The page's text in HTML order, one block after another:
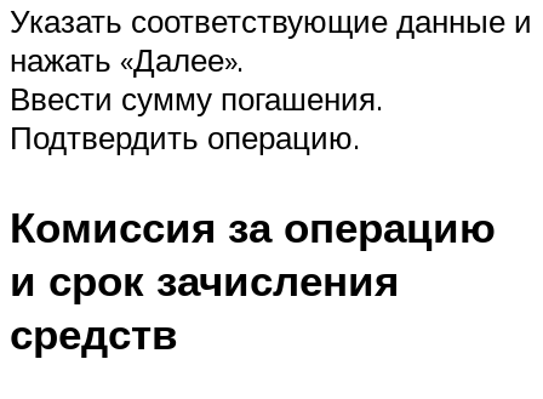
Указать соответствующие данные и
нажать «Далее».
Ввести сумму погашения.
Подтвердить операцию.
Комиссия за операцию
и срок зачисления
средств